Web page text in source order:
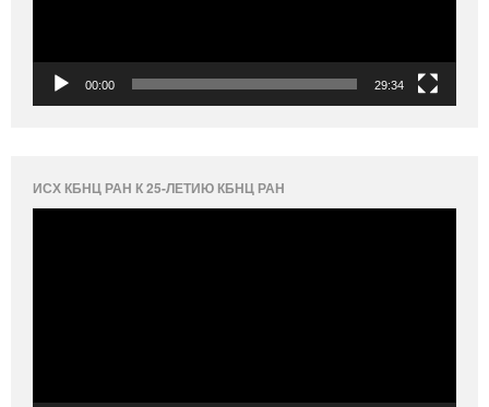
00:00 29:34
ИСХ КБНЦ РАН К 25-ЛЕТИЮ КБНЦ РАН